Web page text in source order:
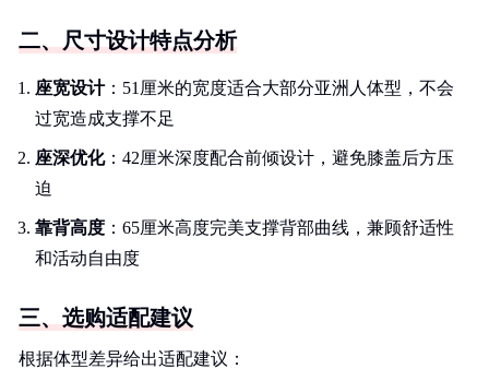
二、尺寸设计特点分析
座宽设计：51厘米的宽度适合大部分亚洲人体型，不会
过宽造成支撑不足
座深优化：42厘米深度配合前倾设计，避免膝盖后方压
迫
靠背高度 ：65厘米高度完美支撑背部曲线，兼顾舒适性
和活动自由度
三、选购适配建议
根据体型差异给出适配建议：